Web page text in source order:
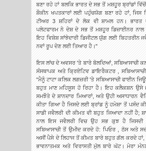
ਬਣਾ ਰਹੇ ਹਾਂ ਬਲਕਿ ਭਾਰਤ ਦੇ ਸਭ ਤੋਂ ਮਸ਼ਹੂਰ ਬ੍ਰਾਂਡਾਂ
ਸ਼ੌਕੀਨ ਖਪਤਕਾਰਾਂ ਲਈ ਪਹੁੰਚਯੋਗ ਬਣਾ ਰਹੇ ਹਾਂ, ਜਿਸ
ਟੀਅਰ 3 ਸ਼ਹਿਰਾਂ ਦੇ ਲੋਕ ਵੀ ਸ਼ਾਮਲ ਹਨ। ਭਾਰਤ
ਪਲੇਟਫਾਰਮ ਨੇ ਦੇਸ਼ ਦੇ ਸਭ ਤੋਂ ਮਸ਼ਹੂਰ ਡਿਜ਼ਾਈਨਰ
ਇਹ ਵਿਸ਼ੇਸ਼ ਸਾਂਝੇਦਾਰੀ ਡਿਜੀਟਲ ਯੁੱਗ ਲਈ ਬਿਹਤਰੀਨ
ਨਵਾਂ ਰੂਪ ਦੇਣ ਲਈ ਤਿਆਰ ਹੈ।"
ਇਸ ਲਾਂਚ ਦੇ ਅਵਸਰ 'ਤੇ ਬਾਰੇ ਬੋਲਦਿਆਂ, ਸਬਿਆਸਾਚੀ
ਸੰਸਥਾਪਕ ਅਤੇ ਕ੍ਰਿਏਟਿਵ ਡਾਇਰੈਕਟਰ , ਸਬਿਆਸਾਚੀ
“ਮੈਨੂੰ ਟਾਟਾ ਕਲਿਕ ਲਗਜ਼ਰੀ 'ਤੇ ਸਬਿਆਸਾਚੀ ਫਾਈਨ
ਬਹੁਤ ਮਾਣ ਮਹਿਸੂਸ ਹੋ ਰਿਹਾ ਹੈ। ਇਹ ਕਲੈਕਸ਼ਨ ਉਸੇ
ਸਮਝੌਤੇ ਦੇ ਸ਼ਾਨਦਾਰ ਮਿਆਰਾਂ, ਅਤੇ ਉਹੀ ਅਸਾਧਾਰਨ
ਕੀਤਾ ਗਿਆ ਹੈ ਜਿਸਦੇ ਲਈ ਬ੍ਰਾਂਡ ਨੂੰ ਹਮੇਸ਼ਾ ਤੋਂ ਪਸੰਦ
ਸਾਡੀ ਜਵੈਲਰੀ ਦੀ ਕੀਮਤ ਵੀ ਬਹੁਤ ਜਿਆਦਾ ਨਹੀਂ ਹੈ;
ਨਾਲ ਇਸ ਜਵੈਲਰੀ ਵਿਚ ਉਹ ਸਭ ਕੁਝ ਹੈ ਜਿਸਦੀ
ਸਬਿਆਸਾਚੀ ਤੋਂ ਉਮੀਦ ਕਰਦੇ ਹੋ: ਪਿਓਰ , ਠੋਸ ਅਤੇ
ਅਸੀਂ ਪੈਸੇ ਦੇ ਲਿਹਾਜ ਤੋਂ ਕੀਮਤ ਬਾਰੇ ਬਹੁਤ ਗੱਲ ਕਰਦੇ
ਭਾਵਨਾਤਮਕ ਅਤੇ ਵਿਰਾਸਤੀ ਮੁੱਲ ਬਾਰੇ ਘੱਟ। ਮੇਰਾ